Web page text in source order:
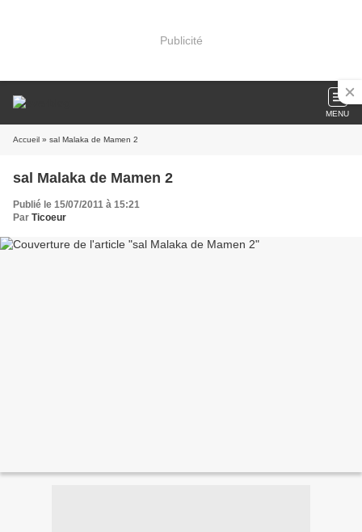
Publicité
MENU
Accueil » sal Malaka de Mamen 2
sal Malaka de Mamen 2
Publié le 15/07/2011 à 15:21
Par Ticoeur